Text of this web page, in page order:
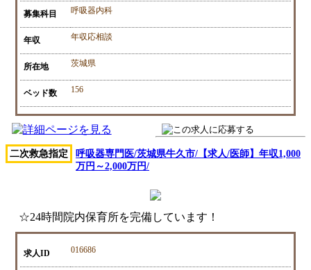
募集科目 呼吸器内科
年収 年収応相談
所在地 茨城県
ベッド数 156
二次救急指定
呼吸器専門医/茨城県牛久市/【求人/医師】年収1,000
万円～2,000万円/
☆24時間院内保育所を完備しています！
求人ID 016686